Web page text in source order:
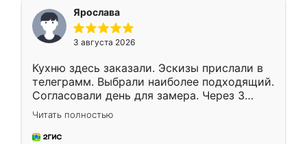
Ярослава
3 августа 2026
Кухню здесь заказали. Эскизы прислали в
телеграмм. Выбрали наиболее подходящий.
Согласовали день для замера. Через 3
недели кухня была уже готова. Остались
довольны работой. Спасибо Ренессанс
мебель за качественную работу!
Читать полностью